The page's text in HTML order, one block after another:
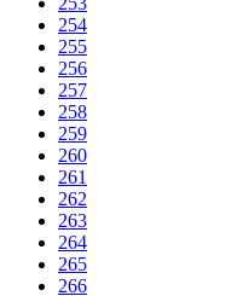
254
255
256
257
258
259
260
261
262
263
264
265
266